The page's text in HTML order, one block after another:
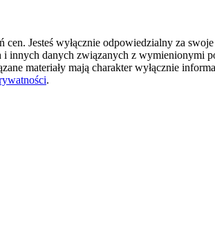
Jesteś wyłącznie odpowiedzialny za
i innych danych związanych z
materiały mają charakter wyłącznie
.